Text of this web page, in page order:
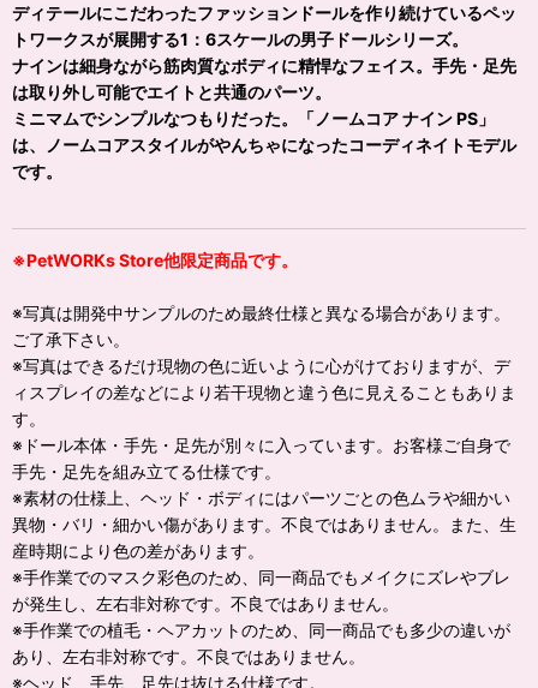
ディテールにこだわったファッションドールを作り続けているペッ
トワークスが展開する1：6スケールの男子ドールシリーズ。
ナインは細身ながら筋肉質なボディに精悍なフェイス。手先・足先
は取り外し可能でエイトと共通のパーツ。
ミニマムでシンプルなつもりだった。「ノームコア ナイン PS」
は、ノームコアスタイルがやんちゃになったコーディネイトモデル
です。
※PetWORKs Store他限定商品です。
※写真は開発中サンプルのため最終仕様と異なる場合があります。
ご了承下さい。
※写真はできるだけ現物の色に近いように心がけておりますが、デ
ィスプレイの差などにより若干現物と違う色に見えることもありま
す。
※ドール本体・手先・足先が別々に入っています。お客様ご自身で
手先・足先を組み立てる仕様です。
※素材の仕様上、ヘッド・ボディにはパーツごとの色ムラや細かい
異物・バリ・細かい傷があります。不良ではありません。また、生
産時期により色の差があります。
※手作業でのマスク彩色のため、同一商品でもメイクにズレやブレ
が発生し、左右非対称です。不良ではありません。
※手作業での植毛・ヘアカットのため、同一商品でも多少の違いが
あり、左右非対称です。不良ではありません。
※ヘッド、手先、足先は抜ける仕様です。